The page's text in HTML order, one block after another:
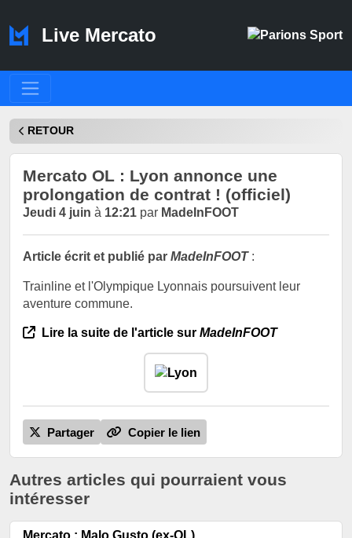
Live Mercato
RETOUR
Mercato OL : Lyon annonce une
prolongation de contrat ! (officiel)
Jeudi 4 juin à 12:21 par MadeInFOOT
Article écrit et publié par MadeInFOOT:
Trainline et l'Olympique Lyonnais poursuivent leur
aventure commune.
Lire la suite de l'article sur MadeInFOOT
Partager Copier le lien
Autres articles qui pourraient vous
intéresser
Mercato : Malo Gusto (ex-OL)